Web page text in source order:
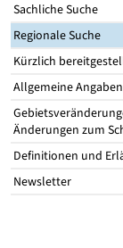
Sachliche Suche
Regionale Suche
Kürzlich
Allgemeine
Änderungen zum
Definitionen und
Newsletter